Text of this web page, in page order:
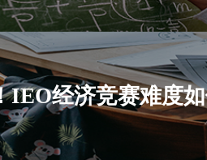
IEO经济竞赛难度